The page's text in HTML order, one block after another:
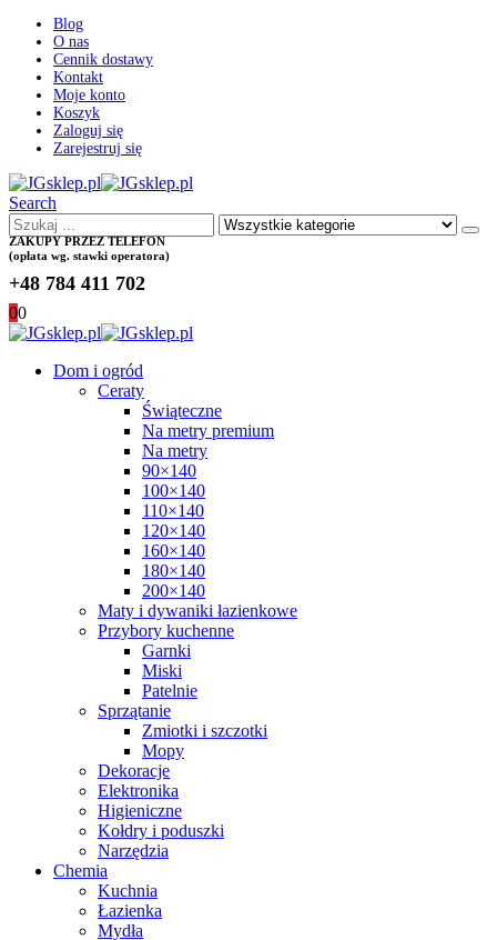
Blog
O nas
Cennik dostawy
Kontakt
Moje konto
Koszyk
Zaloguj się
Zarejestruj się
Search
ZAKUPY PRZEZ TELEFON
(opłata wg. stawki operatora)
+48 784 411 702
00
Dom i ogród
Ceraty
Świąteczne
Na metry premium
Na metry
90×140
100×140
110×140
120×140
160×140
180×140
200×140
Maty i dywaniki łazienkowe
Przybory kuchenne
Garnki
Miski
Patelnie
Sprzątanie
Zmiotki i szczotki
Mopy
Dekoracje
Elektronika
Higieniczne
Kołdry i poduszki
Narzędzia
Chemia
Kuchnia
Łazienka
Mydła